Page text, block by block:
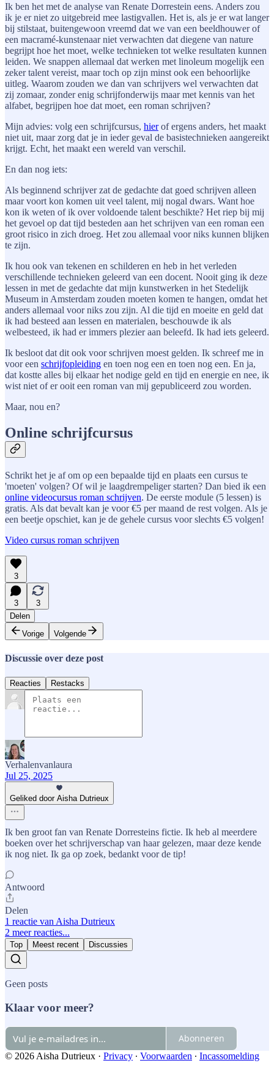
Ik ben het met de analyse van Renate Dorrestein eens. Anders zou
ik je er niet zo uitgebreid mee lastigvallen. Het is, als je er wat langer
bij stilstaat, buitengewoon vreemd dat we van een beeldhouwer of
een macramé-kunstenaar niet verwachten dat diegene van nature
begrijpt hoe het moet, welke technieken tot welke resultaten kunnen
leiden. We snappen allemaal dat werken met linoleum mogelijk een
zeker talent vereist, maar toch op zijn minst ook een behoorlijke
uitleg. Waarom zouden we dan van schrijvers wel verwachten dat
zij zomaar, zonder enig schrijfonderwijs maar met kennis van het
alfabet, begrijpen hoe dat moet, een roman schrijven?
Mijn advies: volg een schrijfcursus, hierof ergens anders, het maakt
niet uit, maar zorg dat je in ieder geval de basistechnieken aangereikt
krijgt. Echt, het maakt een wereld van verschil.
En dan nog iets:
Als beginnend schrijver zat de gedachte dat goed schrijven alleen
maar voort kon komen uit veel talent, mij nogal dwars. Want hoe
kon ik weten of ik over voldoende talent beschikte? Het riep bij mij
het gevoel op dat tijd besteden aan het schrijven van een roman een
groot risico in zich droeg. Het zou allemaal voor niks kunnen blijken
te zijn.
Ik hou ook van tekenen en schilderen en heb in het verleden
verschillende technieken geleerd van een docent. Nooit ging ik deze
lessen in met de gedachte dat mijn kunstwerken in het Stedelijk
Museum in Amsterdam zouden moeten komen te hangen, omdat het
anders allemaal voor niks zou zijn. Al die tijd en moeite en geld dat
ik had besteed aan lessen en materialen, beschouwde ik als
welbesteed, ik had er immers plezier aan beleefd. Ik had iets geleerd.
Ik besloot dat dit ook voor schrijven moest gelden. Ik schreef me in
voor een schrijfopleiding en toen nog een en toen nog een. En ja,
dat kostte alles bij elkaar het nodige geld en tijd en energie en nee, ik
wist niet of er ooit een roman van mij gepubliceerd zou worden.
Maar, nou en?
Online schrijfcursus
Schrikt het je af om op een bepaalde tijd en plaats een cursus te
'moeten' volgen? Of wil je laagdrempeliger starten? Dan bied ik een
online videocursus roman schrijven. De eerste module (5 lessen) is
gratis. Als dat bevalt kan je voor €5 per maand de rest volgen. Als je
een beetje opschiet, kan je de gehele cursus voor slechts €5 volgen!
Video cursus roman schrijven
3
3
3
Delen
Vorige
Volgende
Discussie over deze post
Reacties Restacks
Verhalenvanlaura
Jul 25, 2025
Geliked door Aisha Dutrieux
Ik ben groot fan van Renate Dorresteins fictie. Ik heb al meerdere
boeken over het schrijverschap van haar gelezen, maar deze kende
ik nog niet. Ik ga op zoek, bedankt voor de tip!
Antwoord
Delen
1 reactie van Aisha Dutrieux
2 meer reacties...
Top Meest recent Discussies
Geen posts
Klaar voor meer?
Abonneren
© 2026 Aisha Dutrieux · Privacy ∙ Voorwaarden ∙ Incassomelding